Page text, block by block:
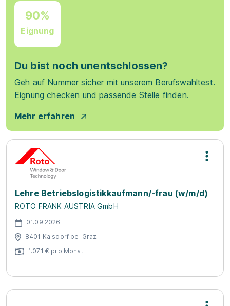
90%
Eignung
Du bist noch unentschlossen?
Geh auf Nummer sicher mit unserem Berufswahltest.
Eignung checken und passende Stelle finden.
Mehr erfahren
Lehre Betriebslogistikkaufmann/-frau (w/m/d)
ROTO FRANK AUSTRIA GmbH
01.09.2026
8401 Kalsdorf bei Graz
1.071 € pro Monat